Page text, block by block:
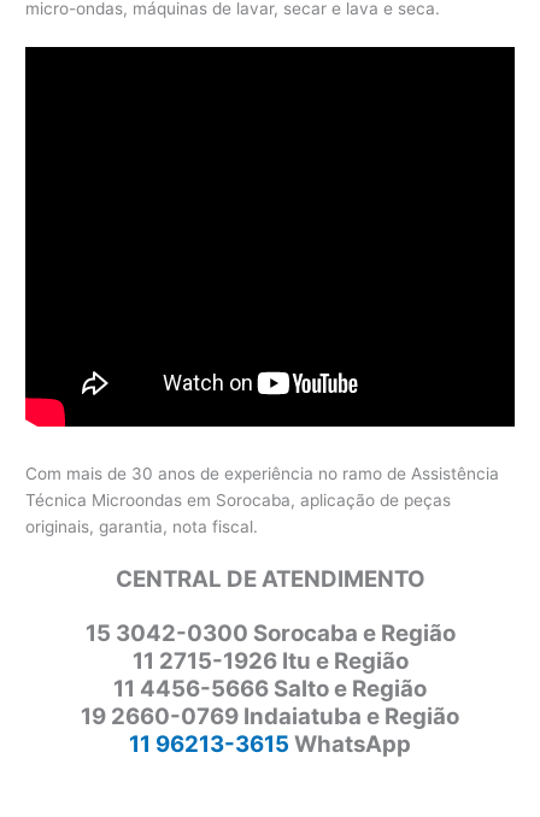
micro-ondas, máquinas de lavar, secar e lava e seca.
Com mais de 30 anos de experiência no ramo de Assistência
Técnica Microondas em Sorocaba, aplicação de peças
originais, garantia, nota fiscal.
CENTRAL DE ATENDIMENTO
15 3042-0300 Sorocaba e Região
11 2715-1926 Itu e Região
11 4456-5666 Salto e Região
19 2660-0769 Indaiatuba e Região
11 96213-3615 WhatsApp